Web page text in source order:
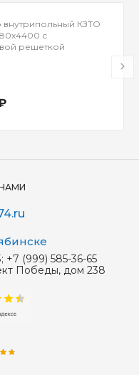
внутрипольный КЗТО
с
решеткой
+7 (999) 585-36-65
Победы, дом 238